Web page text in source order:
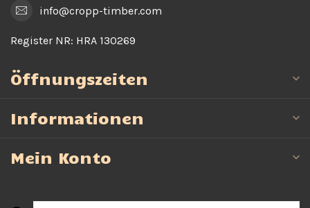
info@cropp-timber.com
Register NR: HRA 130269
Öffnungszeiten
Informationen
Mein Konto